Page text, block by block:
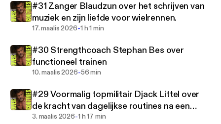
#31 Zanger Blaudzun over het schrijven van
muziek en zijn liefde voor wielrennen.
17. maalis 2026-1 h 1 min
#30 Strengthcoach Stephan Bes over
functioneel trainen
10. maalis 2026-56 min
#29 Voormalig topmilitair Djack Littel over
de kracht van dagelijkse routines na een
ernstig ongeluk
3. maalis 2026-1 h 17 min